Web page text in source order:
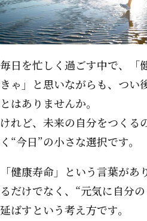
毎日を忙しく過ごす中で、「
きゃ」と思いながらも、つい
とはありませんか。
けれど、未来の自分をつくる
く“今日”の小さな選択です。
「健康寿命」という言葉があ
るだけでなく、“元気に自分
延ばすという考え方です。